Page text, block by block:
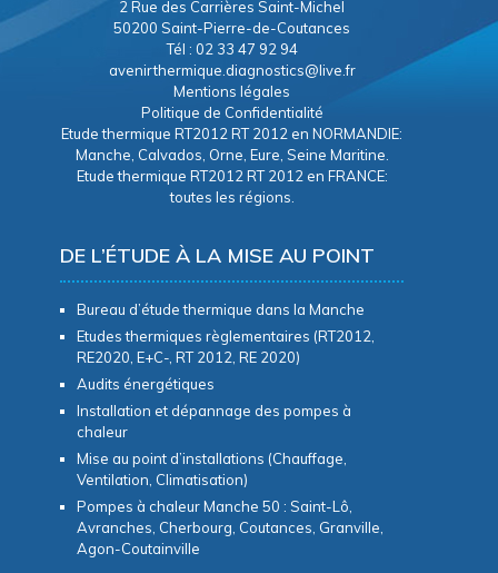
2 Rue des Carrières Saint-Michel
50200 Saint-Pierre-de-Coutances
Tél : 02 33 47 92 94
avenirthermique.diagnostics@live.fr
Mentions légales
Politique de Confidentialité
Etude thermique RT2012 RT 2012 en NORMANDIE:
Manche, Calvados, Orne, Eure, Seine Maritine.
Etude thermique RT2012 RT 2012 en FRANCE:
toutes les régions.
DE L’ÉTUDE À LA MISE AU POINT
Bureau d’étude thermique dans la Manche
Etudes thermiques règlementaires (RT2012,
RE2020, E+C-, RT 2012, RE 2020)
Audits énergétiques
Installation et dépannage des pompes à
chaleur
Mise au point d’installations (Chauffage,
Ventilation, Climatisation)
Pompes à chaleur Manche 50 : Saint-Lô,
Avranches, Cherbourg, Coutances, Granville,
Agon-Coutainville